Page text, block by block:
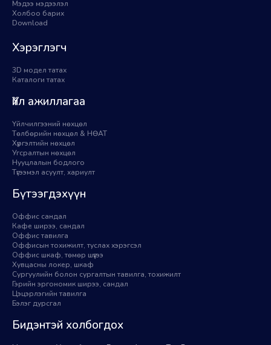
Мэдээ мэдээлэл
Холбоо барих
Download
Хэрэглэгч
3D модел татах
Каталоги татах
Үйл ажиллагаа
Үйлчилгээний нөхцөл
Төлбөрийн нөхцөл & НӨАТ
Хүргэлтийн нөхцөл
Угсралтын нөхцөл
Нууцлалын бодлого
Түгээмэл асуулт, хариулт
Бүтээгдэхүүн
Оффис сандал
Кафе ширээ, сандал
Оффис тавилга
Оффисын тохижилт, туслах хэрэгсэл
Оффис шкаф, төмөр шүүгээ
Хувцасны локер, шкаф
Сургуулийн болон сургалтын тавилга, тохижилт
Гэрийн эргономик ширээ, сандал
Цэцэрлэгийн тавилга
Бэлэг дурсгал
Бидэнтэй холбогдох